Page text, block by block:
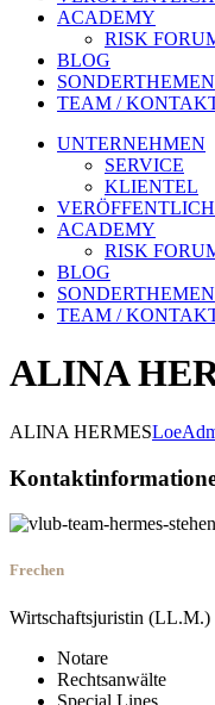
ACADEMY
RISK
BLOG
SONDERTHEMEN
TEAM /
UNTERNEHMEN
SERVICE
KLIENTEL
ACADEMY
RISK
BLOG
SONDERTHEMEN
TEAM /
ALINA
ALINA HERMES
Frechen
Wirtschaftsjuristin (LL.M.)
Notare
Rechtsanwälte
Special Lines